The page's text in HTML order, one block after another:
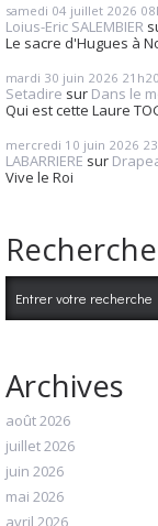
samedi 04 juillet 2026
Loius-Eric SALEMBIER
Le sacre d'Hugues à
mardi 30 juin 2026 21h20
Setadire sur Dans le
Qui est cette Laure
mercredi 10 juin 2026
LABARRIERE sur
Vive le Roi
Archives
août 2026
juillet 2026
juin 2026
mai 2026
avril 2026